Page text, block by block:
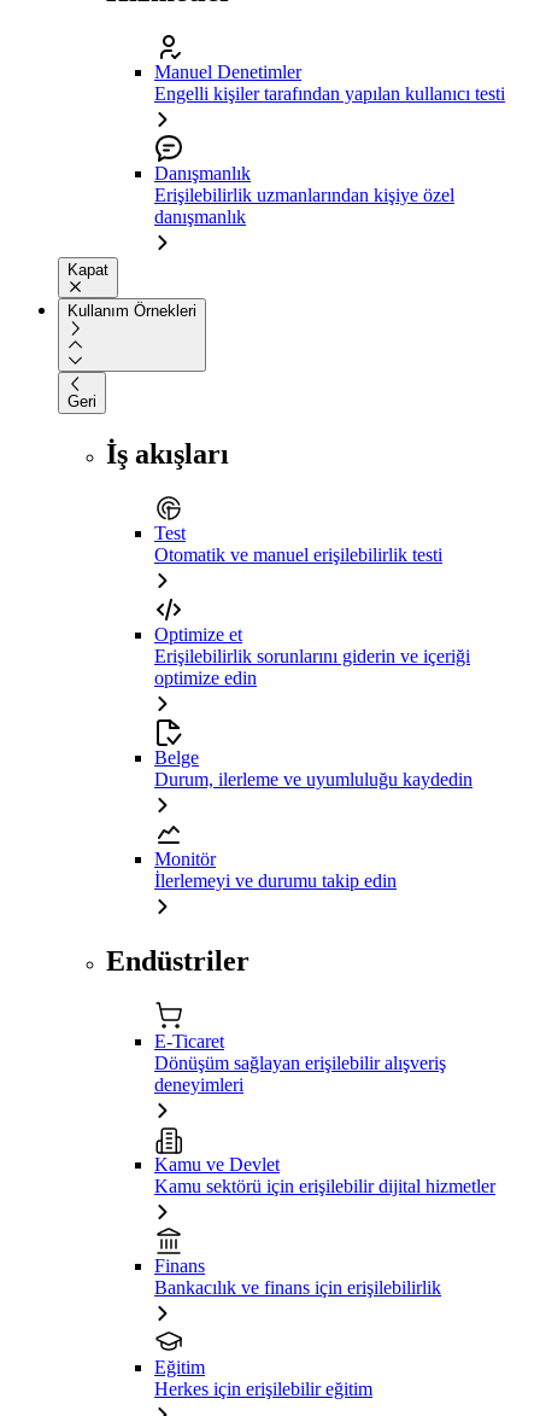
Manuel Denetimler
Engelli kişiler tarafından yapılan kullanıcı testi
Danışmanlık
Erişilebilirlik uzmanlarından kişiye özel
danışmanlık
Kapat
Kullanım Örnekleri
Geri
İş akışları
Test
Otomatik ve manuel erişilebilirlik testi
Optimize et
Erişilebilirlik sorunlarını giderin ve içeriği
optimize edin
Belge
Durum, ilerleme ve uyumluluğu kaydedin
Monitör
İlerlemeyi ve durumu takip edin
Endüstriler
E-Ticaret
Dönüşüm sağlayan erişilebilir alışveriş
deneyimleri
Kamu ve Devlet
Kamu sektörü için erişilebilir dijital hizmetler
Finans
Bankacılık ve finans için erişilebilirlik
Eğitim
Herkes için erişilebilir eğitim